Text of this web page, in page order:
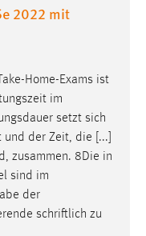
2022 mit
Home-Exams ist
im
setzt sich
der Zeit, die [...]
zusammen. 8Die in
sind im
der
schriftlich zu